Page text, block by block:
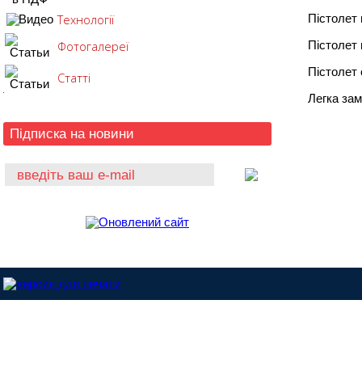
Технології
Фотогалереї
Статті
Підписка на новини
Легка